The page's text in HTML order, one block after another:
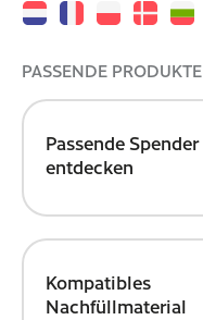
PASSENDE PRODUKTE
Passende Spender
entdecken
Kompatibles
Nachfüllmaterial